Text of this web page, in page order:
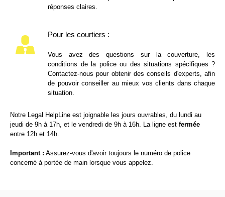
réponses claires.
Pour les courtiers :
Vous avez des questions sur la couverture, les
conditions de la police ou des situations spécifiques ?
Contactez-nous pour obtenir des conseils d'experts, afin
de pouvoir conseiller au mieux vos clients dans chaque
situation.
Notre Legal HelpLine est joignable les jours ouvrables, du lundi au
jeudi de 9h à 17h, et le vendredi de 9h à 16h. La ligne est fermée
entre 12h et 14h.
Important : Assurez-vous d'avoir toujours le numéro de police
concerné à portée de main lorsque vous appelez.